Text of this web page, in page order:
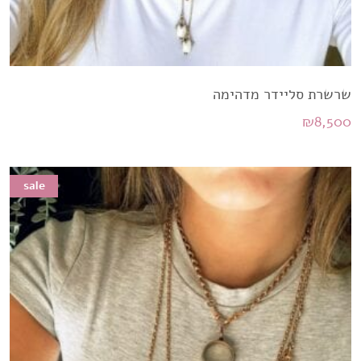
שרשרת סליידר מדהימה
₪8,500
sale
sale